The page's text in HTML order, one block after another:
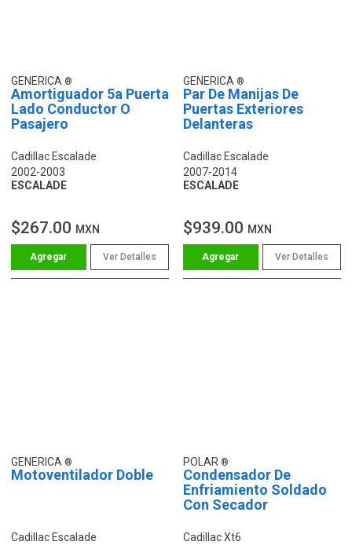
GENERICA
Amortiguador 5a Puerta
Lado Conductor O
Pasajero
Cadillac Escalade
2002-2003
ESCALADE
$267.00 MXN
Ver Detalles
GENERICA
Par De Manijas De
Puertas Exteriores
Delanteras
Cadillac Escalade
2007-2014
ESCALADE
$939.00 MXN
Ver Detalles
GENERICA
Motoventilador Doble
Cadillac Escalade
POLAR
Condensador De
Enfriamiento Soldado
Con Secador
Cadillac Xt6